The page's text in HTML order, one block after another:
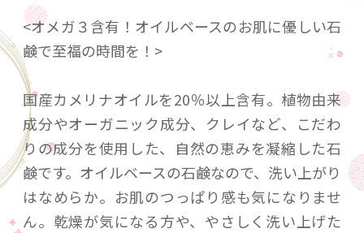
<オメガ３含有！オイルベースのお肌に優しい石
鹸で至福の時間を！>
国産カメリナオイルを20％以上含有。植物由来
成分やオーガニック成分、クレイなど、こだわ
りの成分を使用した、自然の恵みを凝縮した石
鹸です。オイルベースの石鹸なので、洗い上がり
はなめらか。お肌のつっぱり感も気になりませ
ん。乾燥が気になる方や、やさしく洗い上げた